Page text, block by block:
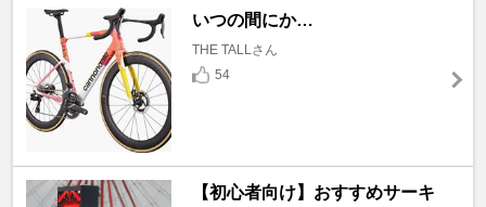
いつの間にか…
THE TALLさん
54
【初心者向け】おすすめサーキ